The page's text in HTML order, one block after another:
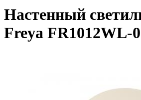
Настенный
Freya FR1012WL-